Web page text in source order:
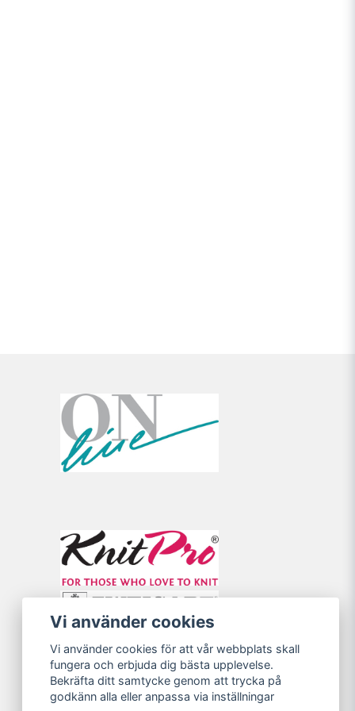
Vi använder cookies
Vi använder cookies för att vår webbplats skall
fungera och erbjuda dig bästa upplevelse.
Bekräfta ditt samtycke genom att trycka på
godkänn alla eller anpassa via inställningar